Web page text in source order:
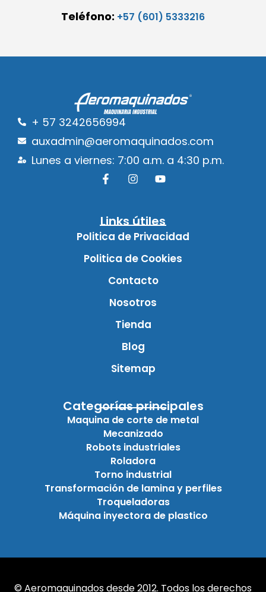
Teléfono: +57 (601) 5333216
+ 57 3242656994
auxadmin@aeromaquinados.com
Lunes a viernes: 7:00 a.m. a 4:30 p.m.
Links útiles
Politica de Privacidad
Politica de Cookies
Contacto
Nosotros
Tienda
Blog
Sitemap
Categorías principales
Maquina de corte de metal
Mecanizado
Robots industriales
Roladora
Torno industrial
Transformación de lamina y perfiles
Troqueladoras
Máquina inyectora de plastico
© Aeromaquinados desde 2012. Todos los derechos